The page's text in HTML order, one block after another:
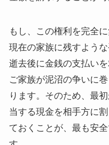
もし、この権利を完全
現在の家族に残すよう
逝去後に金銭の支払い
ご家族が泥沼の争いに
ります。そのため、最
当する現金を相手方に
ておくことが、最も安